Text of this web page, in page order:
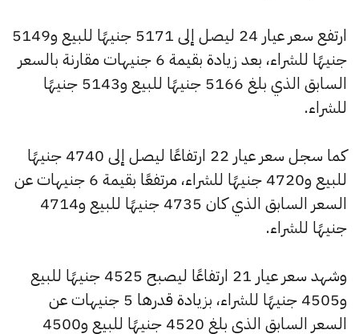
ارتفع سعر عيار 24 ليصل إلى 5171 جنيهًا للبيع و5149
جنيهًا للشراء، بعد زيادة بقيمة 6 جنيهات مقارنة بالسعر
السابق الذي بلغ 5166 جنيهًا للبيع و5143 جنيهًا
للشراء.
كما سجل سعر عيار 22 ارتفاعًا ليصل إلى 4740 جنيهًا
للبيع و4720 جنيهًا للشراء، مرتفعًا بقيمة 6 جنيهات عن
السعر السابق الذي كان 4735 جنيهًا للبيع و4714
جنيهًا للشراء.
وشهد سعر عيار 21 ارتفاعًا ليصبح 4525 جنيهًا للبيع
و4505 جنيهًا للشراء، بزيادة قدرها 5 جنيهات عن
السعر السابق الذي بلغ 4520 جنيهًا للبيع و4500